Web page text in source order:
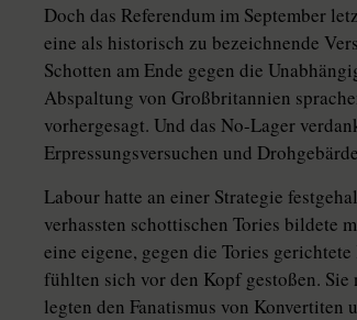
Doch das Referendum im September
eine als historisch zu bezeichnende
Schotten am Ende gegen die
Abspaltung von Großbritannien
vorhergesagt. Und das No-Lager
Erpressungsversuchen und
Labour hatte an einer Strategie
verhassten schottischen Tories bildete
eine eigene, gegen die Tories
fühlten sich vor den Kopf gestoßen.
legten den Fanatismus von Konvertiten